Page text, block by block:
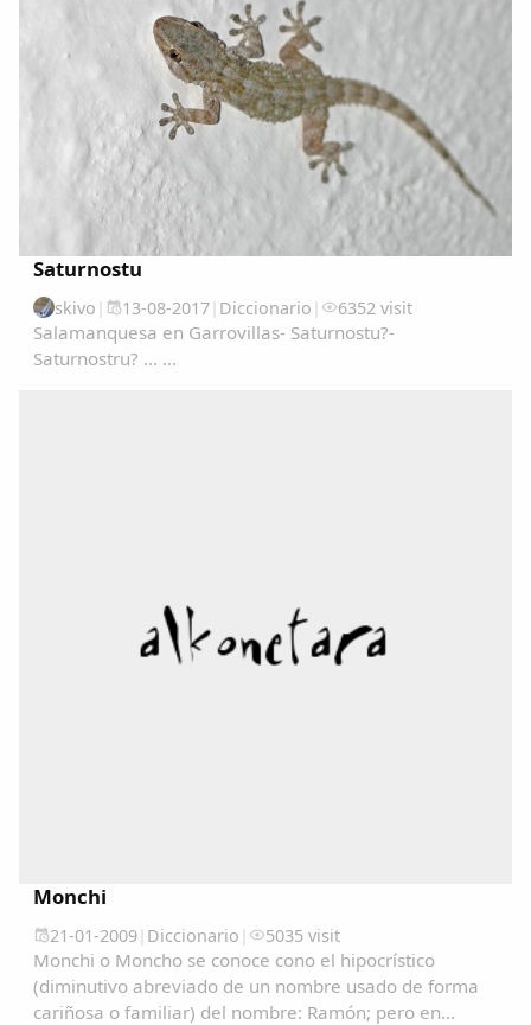
Peñas
Modo oscuro
Saturnostu
skivo | 13-08-2017| Diccionario | 6352 visit
Salamanquesa en Garrovillas- Saturnostu?-
Saturnostru? ... ...
Monchi
21-01-2009| Diccionario | 5035 visit
Monchi o Moncho se conoce cono el hipocrístico
(diminutivo abreviado de un nombre usado de forma
cariñosa o familiar) del nombre: Ramón; pero en